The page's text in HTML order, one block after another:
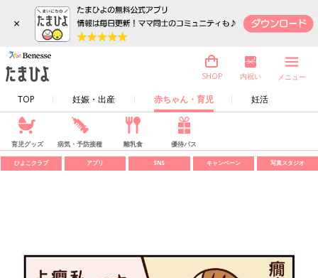
×
TOP 妊娠・出産 赤ちゃん・育児 妊活
SHOP 内祝い メニュー
育児グッズ 病気・予防接種 離乳食 優待パス
ひよこクラブ アプリ SNS キャンペーン 写真スタジオ